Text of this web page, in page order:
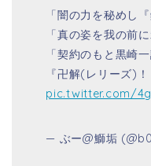
「闇の力を秘めし『
「真の姿を我の前に
「契約のもと黒崎
『卍解(レリーズ)！
pic.twitter.com/
— ぶー@鰤垢